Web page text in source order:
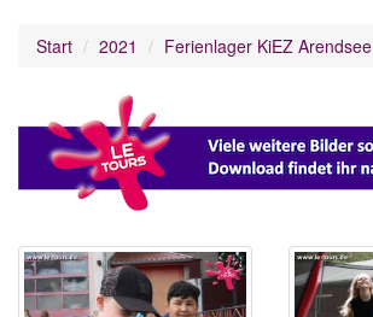
Start 2021 Ferienlager KiEZ Arendsee